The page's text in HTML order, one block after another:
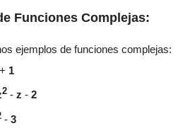
Funciones Complejas:
ejemplos de funciones complejas:
+ 1
2 - z - 2
- 3